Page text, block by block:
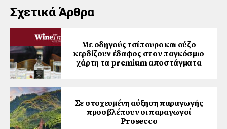
Σχετικά Άρθρα
Με οδηγούς τσίπουρο και ούζο
κερδίζουν έδαφος στoν παγκόσμιο
χάρτη τα premium αποστάγματα
Σε στοχευμένη αύξηση παραγωγής
προσβλέπουν οι παραγωγοί
Prosecco